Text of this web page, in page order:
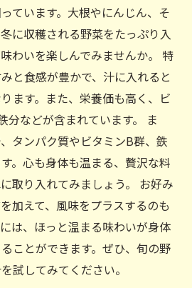
ています。大根やにんじん、そ
に収穫される野菜をたっぷり入
わいを楽しんでみませんか。 特
と食感が豊かで、汁に入れると
ます。また、栄養価も高く、ビ
分などが含まれています。 ま
タンパク質やビタミンB群、鉄
。心も身体も温まる、贅沢な料
取り入れてみましょう。 お好み
加えて、風味をプラスするのも
は、ほっと温まる味わいが身体
ことができます。ぜひ、旬の野
試してみてください。